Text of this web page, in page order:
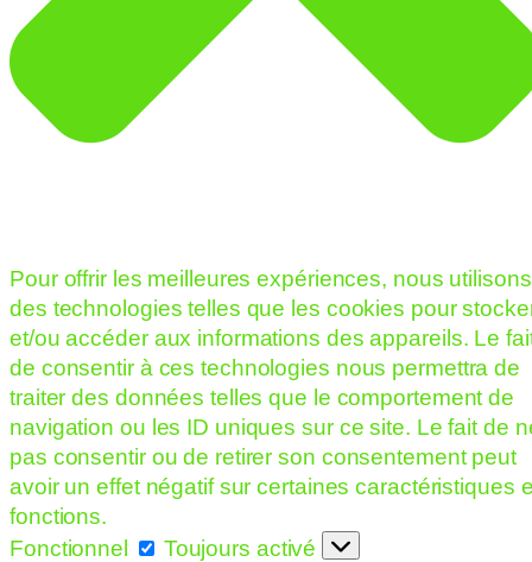
Pour offrir les meilleures expériences, nous utilisons
des technologies telles que les cookies pour
et/ou accéder aux informations des appareils. Le
de consentir à ces technologies nous permettra de
traiter des données telles que le comportement de
navigation ou les ID uniques sur ce site. Le fait de
pas consentir ou de retirer son consentement peut
avoir un effet négatif sur certaines caractéristiques
fonctions.
Fonctionnel
Fonctionnel
Toujours activé